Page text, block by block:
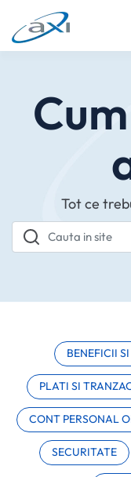
Tot ce
BENEFICII
PLATI SI
CONT PERSONAL
SECURITATE